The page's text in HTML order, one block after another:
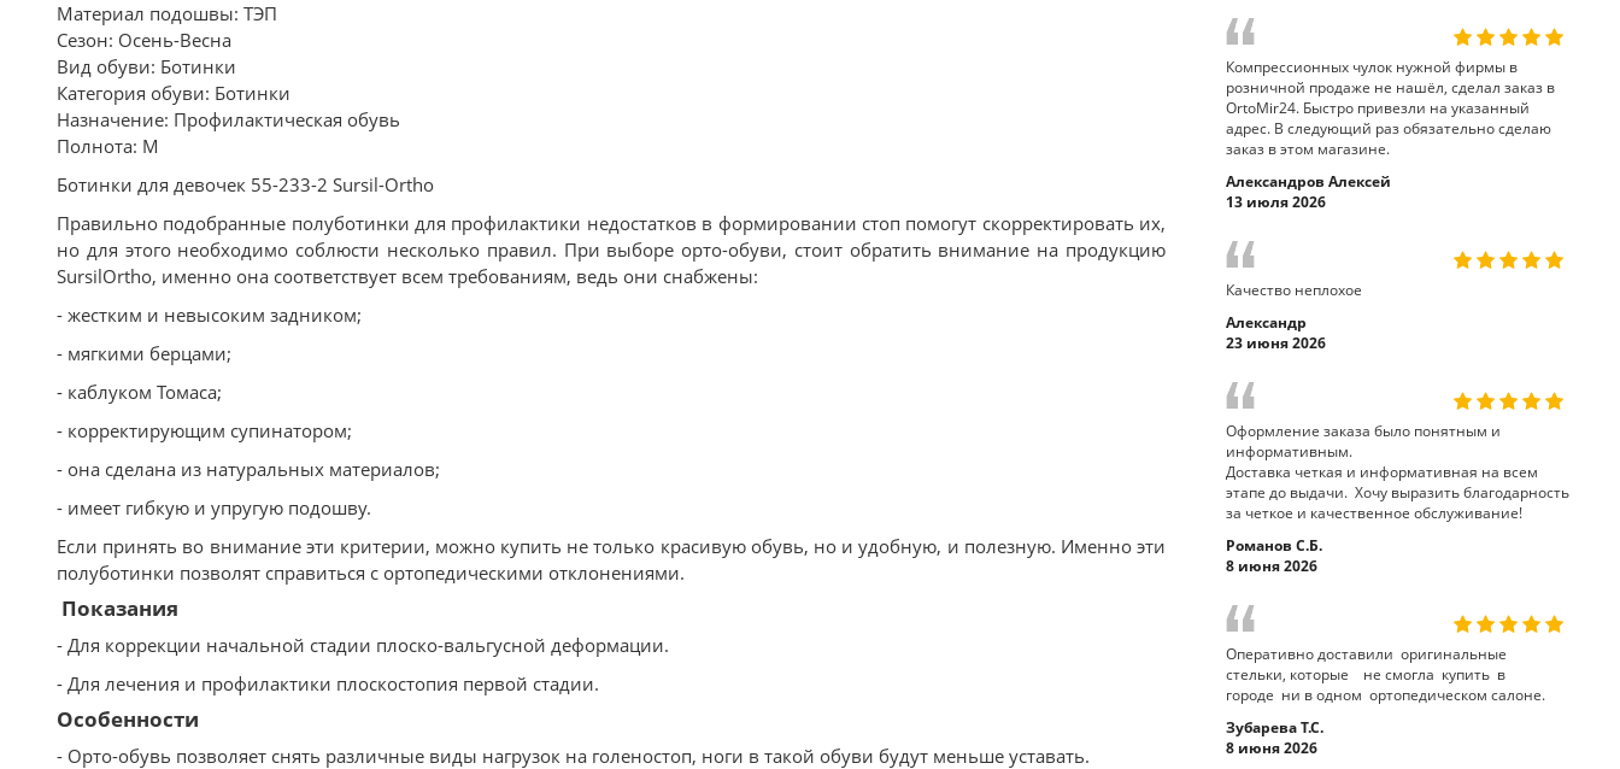
Материал подошвы: ТЭП
Сезон: Осень-Весна
Вид обуви: Ботинки
Категория обуви: Ботинки
Назначение: Профилактическая обувь
Полнота: M
Ботинки для девочек 55-233-2 Sursil-Ortho
Правильно подобранные полуботинки для профилактики недостатков в формировании стоп помогут скорректировать их,
но для этого необходимо соблюсти несколько правил. При выборе орто-обуви, стоит обратить внимание на продукцию
SursilOrtho, именно она соответствует всем требованиям, ведь они снабжены:
- жестким и невысоким задником;
- мягкими берцами;
- каблуком Томаса;
- корректирующим супинатором;
- она сделана из натуральных материалов;
- имеет гибкую и упругую подошву.
Если принять во внимание эти критерии, можно купить не только красивую обувь, но и удобную, и полезную. Именно эти
полуботинки позволят справиться с ортопедическими отклонениями.
Показания
- Для коррекции начальной стадии плоско-вальгусной деформации.
- Для лечения и профилактики плоскостопия первой стадии.
Особенности
- Орто-обувь позволяет снять различные виды нагрузок на голеностоп, ноги в такой обуви будут меньше уставать.
Компрессионных чулок нужной фирмы в
розничной продаже не нашёл, сделал заказ в
OrtoMir24. Быстро привезли на указанный
адрес. В следующий раз обязательно сделаю
заказ в этом магазине.
Александров Алексей
13 июля 2026
Качество неплохое
Александр
23 июня 2026
Оформление заказа было понятным и
информативным.
Доставка четкая и информативная на всем
этапе до выдачи. Хочу выразить благодарность
за четкое и качественное обслуживание!
Романов С.Б.
8 июня 2026
Оперативно доставили оригинальные
стельки, которые не смогла купить в
городе ни в одном ортопедическом салоне.
Зубарева Т.С.
8 июня 2026